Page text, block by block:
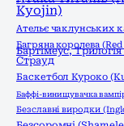
Kyojin)
Ательє чаклунських
Багряна королева (Red
Бартімеус,
Страуд
Баскетбол Куроко
Баффі-винищувачка
Безславні виродки